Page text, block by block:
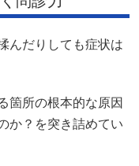
んだりしても症状は
箇所の根本的な原因
か？を突き詰めてい